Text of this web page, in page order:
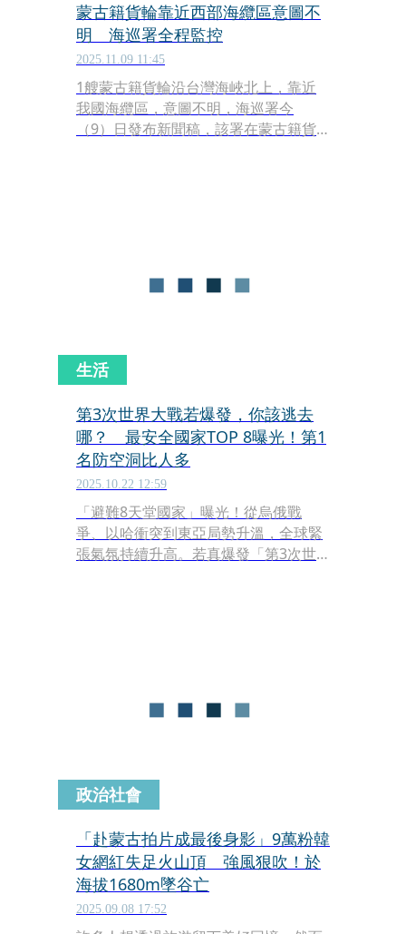
蒙古籍貨輪靠近西部海纜區意圖不
明 海巡署全程監控
2025.11.09 11:45
1艘蒙古籍貨輪沿台灣海峽北上，靠近
我國海纜區，意圖不明，海巡署今
（9）日發布新聞稿，該署在蒙古籍貨
生活
第3次世界大戰若爆發，你該逃去
哪？ 最安全國家TOP 8曝光！第1
名防空洞比人多
2025.10.22 12:59
「避難8天堂國家」曝光！從烏俄戰
爭、以哈衝突到東亞局勢升溫，全球緊
張氣氛持續升高。若真爆發「第3次世
政治社會
「赴蒙古拍片成最後身影」9萬粉韓
女網紅失足火山頂 強風狠吹！於
海拔1680m墜谷亡
2025.09.08 17:52